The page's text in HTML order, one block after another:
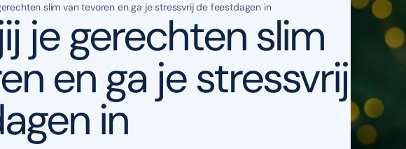
slim van tevoren en ga je stressvrij de feestdagen in
je gerechten slim
en ga je stressvrij
in